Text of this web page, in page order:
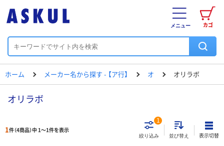
カゴ
メニュー
ホーム メーカー名から探す - 【ア行】 オ オリラボ
オリラボ
1件（4商品）中 1～1件を表示
絞り込み
1
並び替え 表示切替